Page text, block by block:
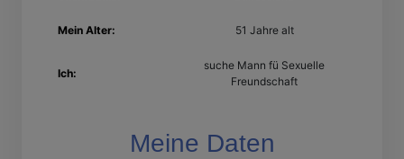
Mein Alter: 51 Jahre alt
Ich:
suche Mann fü Sexuelle
Freundschaft
Meine Daten